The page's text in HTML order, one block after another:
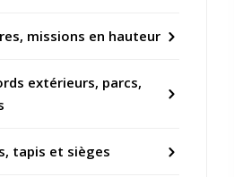
missions en hauteur
extérieurs, parcs,
tapis et sièges